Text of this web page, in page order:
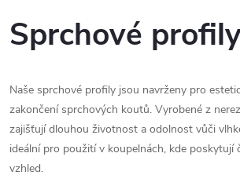
d
a
c
í
p
r
á
n
o
v
á
n
í
Sprchové
Naše sprchové profily jsou navrženy pro
zakončení sprchových koutů. Vyrobené z
zajišťují dlouhou životnost a odolnost vůči
ideální pro použití v koupelnách, kde poskytují
vzhled.